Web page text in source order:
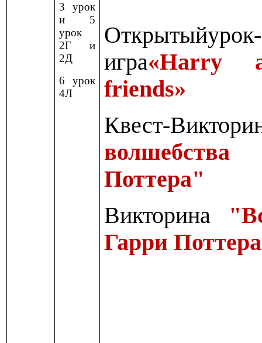
3 урок
и 5
урок
2Г и
2Д
6 урок
4Л
Открытыйурок-
игра«Harry
friends»
Квест-
Поттера"
Викторина
Гарри